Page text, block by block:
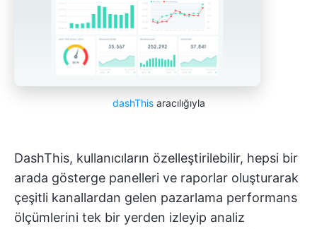
dashThisaracılığıyla
DashThis, kullanıcıların özelleştirilebilir, hepsi bir
arada gösterge panelleri ve raporlar oluşturarak
çeşitli kanallardan gelen pazarlama performans
ölçümlerini tek bir yerden izleyip analiz